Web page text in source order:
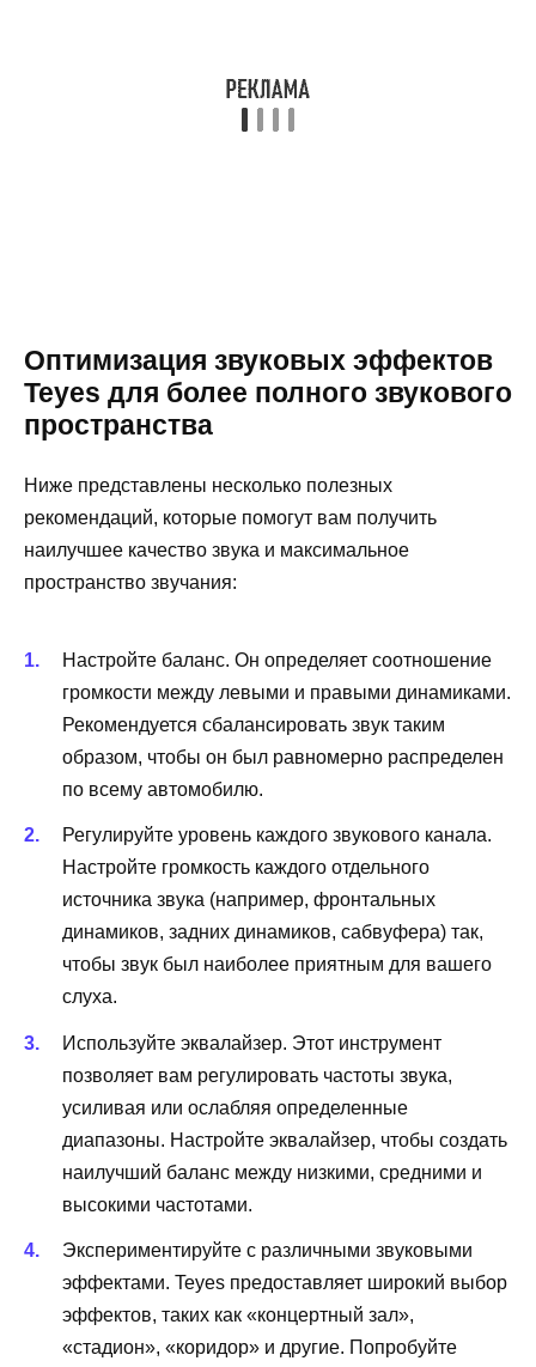
Оптимизация звуковых эффектов
Teyes для более полного звукового
пространства
Ниже представлены несколько полезных
рекомендаций, которые помогут вам получить
наилучшее качество звука и максимальное
пространство звучания:
Настройте баланс. Он определяет соотношение
громкости между левыми и правыми динамиками.
Рекомендуется сбалансировать звук таким
образом, чтобы он был равномерно распределен
по всему автомобилю.
Регулируйте уровень каждого звукового канала.
Настройте громкость каждого отдельного
источника звука (например, фронтальных
динамиков, задних динамиков, сабвуфера) так,
чтобы звук был наиболее приятным для вашего
слуха.
Используйте эквалайзер. Этот инструмент
позволяет вам регулировать частоты звука,
усиливая или ослабляя определенные
диапазоны. Настройте эквалайзер, чтобы создать
наилучший баланс между низкими, средними и
высокими частотами.
Экспериментируйте с различными звуковыми
эффектами. Teyes предоставляет широкий выбор
эффектов, таких как «концертный зал»,
«стадион», «коридор» и другие. Попробуйте